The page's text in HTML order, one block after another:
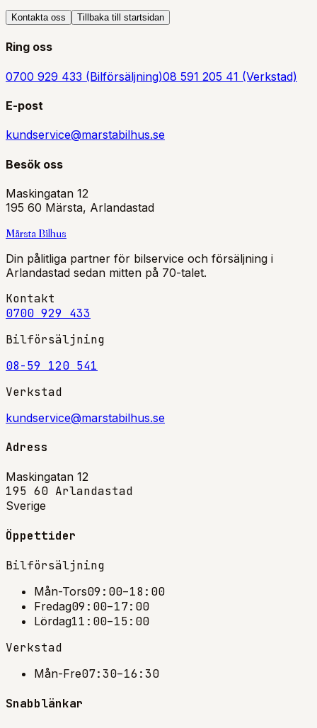
Kontakta oss Tillbaka till startsidan
Ring oss
0700 929 433 (Bilförsäljning)08 591 205 41 (Verkstad)
E-post
kundservice@marstabilhus.se
Besök oss
Maskingatan 12
195 60 Märsta, Arlandastad
Märsta Bilhus
Din pålitliga partner för bilservice och försäljning i
Arlandastad sedan mitten på 70-talet.
Kontakt
0700 929 433
Bilförsäljning
08-59 120 541
Verkstad
kundservice@marstabilhus.se
Adress
Maskingatan 12
195 60 Arlandastad
Sverige
Öppettider
Bilförsäljning
Mån-Tors09:00–18:00
Fredag09:00–17:00
Lördag11:00–15:00
Verkstad
Mån-Fre07:30–16:30
Snabblänkar